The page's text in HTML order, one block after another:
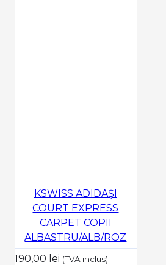
KSWISS ADIDAȘI
COURT EXPRESS
CARPET COPII
ALBASTRU/ALB/ROZ
190,00 lei (TVA inclus)